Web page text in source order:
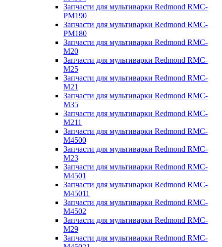
Запчасти для мультиварки Redmond RMC-
PM190
Запчасти для мультиварки Redmond RMC-
PM180
Запчасти для мультиварки Redmond RMC-
M20
Запчасти для мультиварки Redmond RMC-
M25
Запчасти для мультиварки Redmond RMC-
M21
Запчасти для мультиварки Redmond RMC-
M35
Запчасти для мультиварки Redmond RMC-
M211
Запчасти для мультиварки Redmond RMC-
M4500
Запчасти для мультиварки Redmond RMC-
M23
Запчасти для мультиварки Redmond RMC-
M4501
Запчасти для мультиварки Redmond RMC-
M45011
Запчасти для мультиварки Redmond RMC-
M4502
Запчасти для мультиварки Redmond RMC-
M29
Запчасти для мультиварки Redmond RMC-